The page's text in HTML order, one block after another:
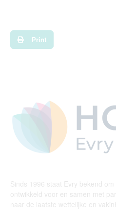
Print
Sinds 1996 staat Evry bekend
ontwikkeld voor en samen met
naar de laatste wettelijke en